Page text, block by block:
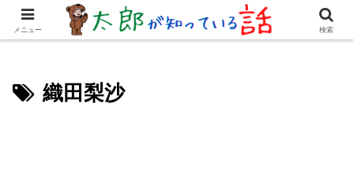
女優・俳優 有名人 youtuber 歌手・グループ ドラマ・
織田梨沙
メニュー 検索